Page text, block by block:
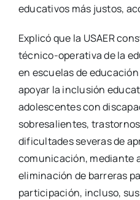
educativos más justos,
Explicó que la USAER
técnico-operativa de la
en escuelas de
apoyar la inclusión
adolescentes con
sobresalientes,
dificultades severas de
comunicación, mediante
eliminación de barreras
participación, incluso,